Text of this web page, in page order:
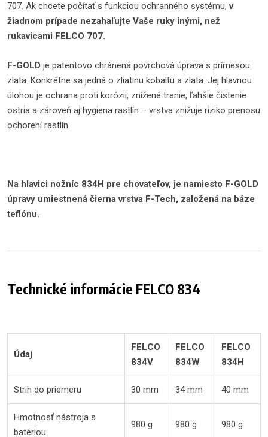
707. Ak chcete počítať s funkciou ochranného systému,v
žiadnom prípade nezahaľujte Vaše ruky inými, než
rukavicami FELCO 707.
F-GOLD je patentovo chránená povrchová úprava s prímesou
zlata. Konkrétne sa jedná o zliatinu kobaltu a zlata. Jej hlavnou
úlohou je ochrana proti korózii, znížené trenie, ľahšie čistenie
ostria a zároveň aj hygiena rastlín – vrstva znižuje riziko prenosu
ochorení rastlín.
Na hlavici nožníc 834H pre chovateľov, je namiesto F-GOLD
úpravy umiestnená čierna vrstva F-Tech, založená na báze
teflónu.
Technické informácie FELCO 834
Údaj
FELCO
834V
FELCO
834W
FELCO
834H
Strih do priemeru 30 mm 34 mm 40 mm
Hmotnosť nástroja s
batériou
980 g 980 g 980 g